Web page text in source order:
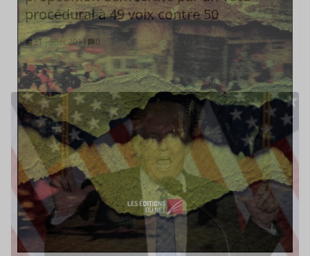
procédural à 49 voix contre 50
31 juillet 2011 0